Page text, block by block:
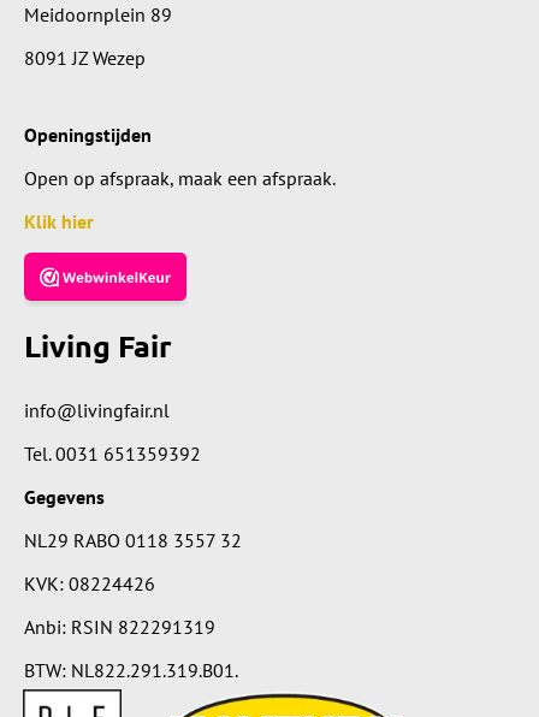
Meidoornplein 89
8091 JZ Wezep
Openingstijden
Open op afspraak, maak een afspraak.
Klik hier
Living Fair
info@livingfair.nl
Tel.0031 651359392
Gegevens
NL29 RABO 0118 3557 32
KVK: 08224426
Anbi: RSIN 822291319
BTW: NL822.291.319.B01.